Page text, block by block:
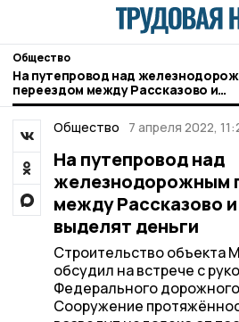
Общество
На путепровод над
переездом между Рассказово и
Тамбовом выделят деньги
Общество
7 апреля 2022,
На путепровод над
железнодорожным
между Рассказово
выделят деньги
Строительство объекта
обсудил на встрече с
Федерального
Сооружение